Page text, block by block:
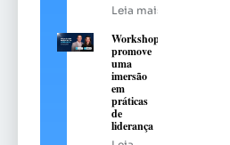
Leia mais
Workshop
promove
uma
imersão
em
práticas
de
liderança